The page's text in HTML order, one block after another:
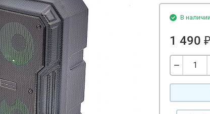
В наличии
1 490 ₽